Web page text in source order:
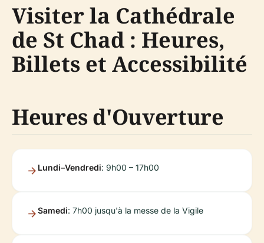
Visiter la Cathédrale
de St Chad : Heures,
Billets et Accessibilité
Heures d'Ouverture
Lundi–Vendredi: 9h00 – 17h00
Samedi: 7h00 jusqu'à la messe de la Vigile